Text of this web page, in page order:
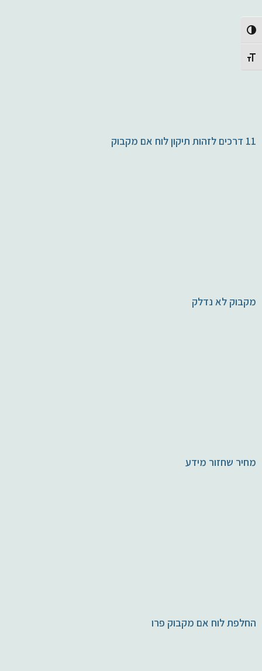
Toggle High Contrast
Toggle Font size
11 דרכים לזהות תיקון לוח אם מקבוק
מקבוק לא נדלק
מחיר שחזור מידע
החלפת לוח אם מקבוק פרו